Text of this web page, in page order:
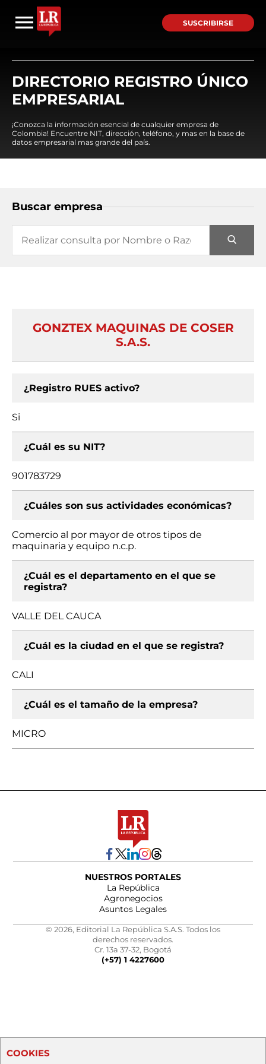
SUSCRIBIRSE
DIRECTORIO REGISTRO ÚNICO
EMPRESARIAL
¡Conozca la información esencial de cualquier empresa de
Colombia! Encuentre NIT, dirección, teléfono, y mas en la base de
datos empresarial mas grande del país.
Buscar empresa
GONZTEX MAQUINAS DE COSER
S.A.S.
¿Registro RUES activo?
Si
¿Cuál es su NIT?
901783729
¿Cuáles son sus actividades económicas?
Comercio al por mayor de otros tipos de
maquinaria y equipo n.c.p.
¿Cuál es el departamento en el que se
registra?
VALLE DEL CAUCA
¿Cuál es la ciudad en el que se registra?
CALI
¿Cuál es el tamaño de la empresa?
MICRO
NUESTROS PORTALES
La República
Agronegocios
Asuntos Legales
© 2026, Editorial La República S.A.S. Todos los
derechos reservados.
Cr. 13a 37-32, Bogotá
(+57) 1 4227600
COOKIES